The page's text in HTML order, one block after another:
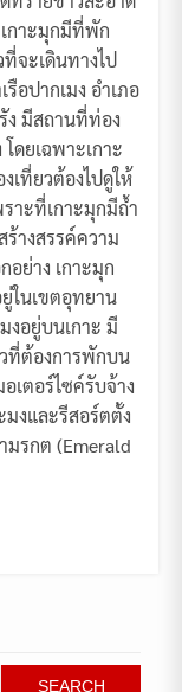
กาะมุกมีที่พัก
จะเดินทางไป
รือปากเมง อำเภอ
ง มีสถานที่ท่อง
ดยเฉพาะเกาะ
ที่ยวต้องไปดูให้
าะที่เกาะมุกมีถ้ำ
างสรรค์ความ
อย่าง เกาะมุก
ในเขตอุทยาน
งอยู่บนเกาะ มี
ที่ต้องการพักบน
เตอร์ไซค์รับจ้าง
งและรีสอร์ตตั้ง
มรกต (Emerald